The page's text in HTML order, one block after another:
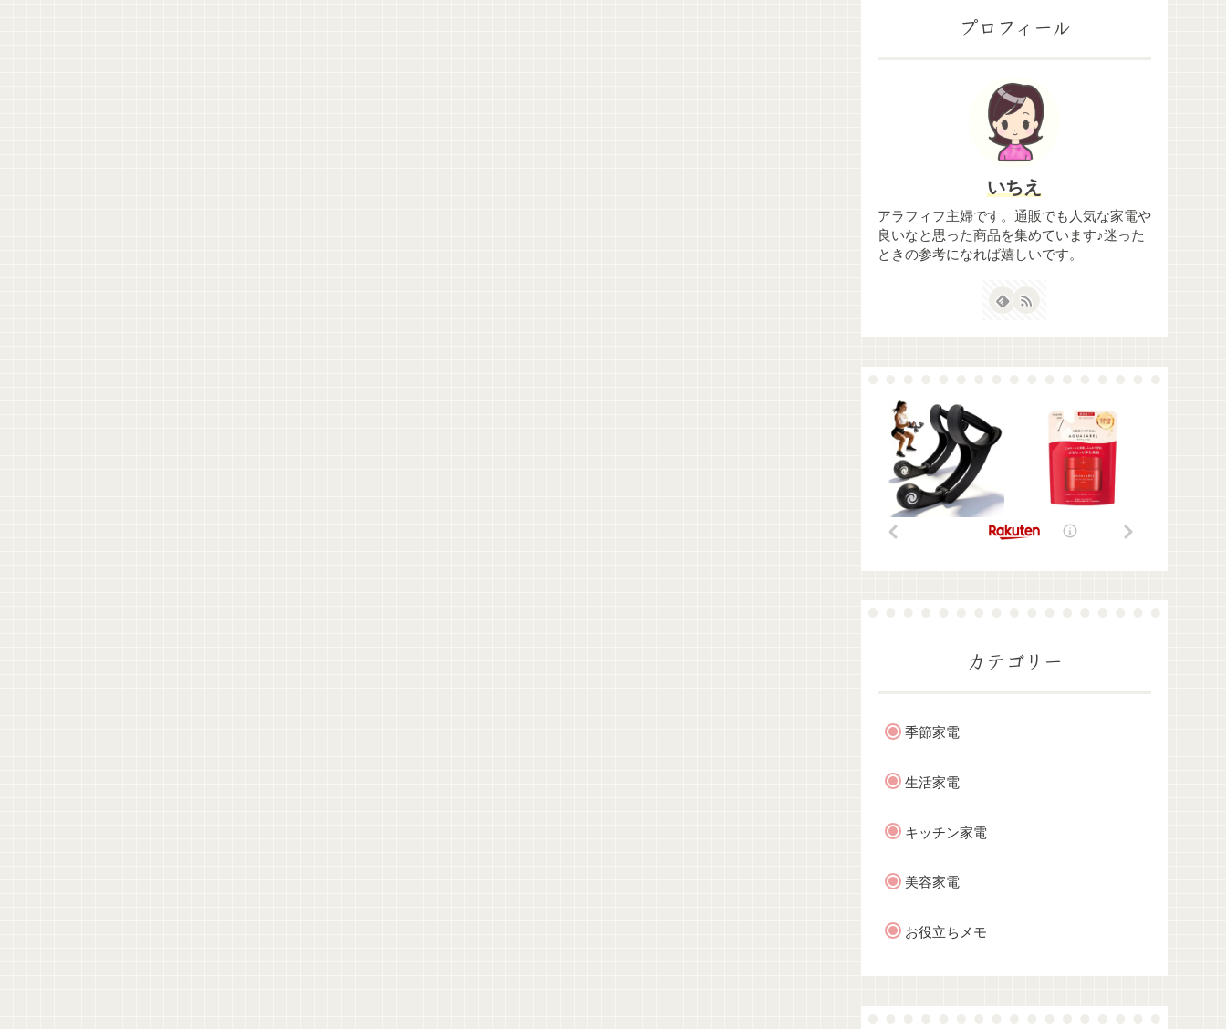
プロフィール
いちえ
アラフィフ主婦です。通販でも人気な家電や
良いなと思った商品を集めています♪迷った
ときの参考になれば嬉しいです。
カテゴリー
季節家電
生活家電
キッチン家電
美容家電
お役立ちメモ